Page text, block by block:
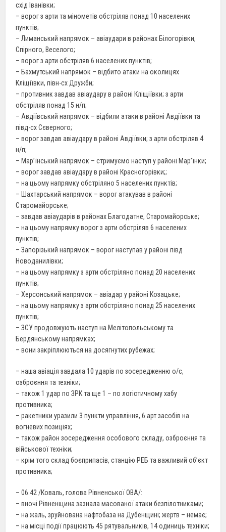
схід Іванівки;
– ворог з арти та мінометів обстріляв понад 10 населених
пунктів;
– Лиманський напрямок – авіаудари в районах Білогорівки,
Спірного, Веселого;
– ворог з арти обстріляв 6 населених пунктів;
– Бахмутський напрямок – відбито атаки на околицях
Кліщіївки, півн-сх Дружби;
– противник завдав авіаудару в районі Кліщіївки; з арти
обстріляв понад 15 н/п;
– Авдіївський напрямок – відбили атаки в районі Авдіївки та
півд-сх Сєверного;
– ворог завдав авіаудару в районі Авдіївки; з арти обстріляв 4
н/п;
– Мар’їнський напрямок – стримуємо наступ у районі Мар’їнки;
– ворог завдав авіаудару в районі Красногорівки;;
– на цьому напрямку обстріляно 5 населених пунктів;
– Шахтарський напрямок – ворог атакував в районі
Старомайорське;
– завдав авіаударів в районах Благодатне, Старомайорське;
– на цьому напрямку ворог з арти обстріляв 6 населених
пунктів;
– Запорізький напрямок – ворог наступав у районі півд
Новоданилівки;
– на цьому напрямку з арти обстріляно понад 20 населених
пунктів;
– Херсонський напрямок – авіадар у районі Козацьке;
– на цьому напрямку з арти обстріляно понад 25 населених
пунктів;
– ЗСУ продовжують наступ на Мелітопольському та
Бердянському напрямках;
– вони закріплюються на досягнутих рубежах;
– наша авіація завдала 10 ударів по зосередженню о/с,
озброєння та техніки;
– також 1 удар по ЗРК та ще 1 – по логістичному хабу
противника;
– ракетники уразили 3 пункти управління, 6 арт засобів на
вогневих позиціях;
– також район зосередження особового складу, озброєння та
військової техніки;
– крім того склад боєприпасів, станцію РЕБ та важливий об’єкт
противника;
– 06.42 /Коваль, голова Рівненської ОВА/:
– вночі Рівненщина зазнала масованої атаки безпілотниками;
– на жаль, зруйнована нафтобаза на Дубенщині; жертв – немає;
– на місці події працюють 45 рятувальників, 14 одиниць техніки;